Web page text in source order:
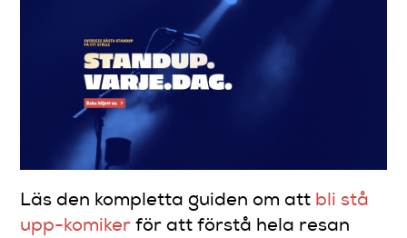
Läs den kompletta guiden om att bli stå
upp-komiker för att förstå hela resan